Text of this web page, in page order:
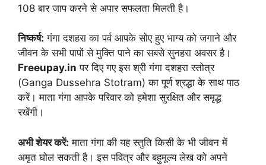
108 बार जाप करने से अपार सफलता मिलती है।
निष्कर्ष: गंगा दशहरा का पर्व आपके सोए हुए भाग्य को जगाने और
जीवन के सभी पापों से मुक्ति पाने का सबसे सुनहरा अवसर है।
Freeupay.in पर दिए गए इस श्री गंगा दशहरा स्तोत्र
(Ganga Dussehra Stotram) का पूर्ण श्रद्धा के साथ पाठ
करें। माता गंगा आपके परिवार को हमेशा सुरक्षित और समृद्ध
रखेंगी।
अभी शेयर करें: माता गंगा की यह स्तुति किसी के भी जीवन में
अमृत घोल सकती है। इस पवित्र और बहुमूल्य लेख को अपने